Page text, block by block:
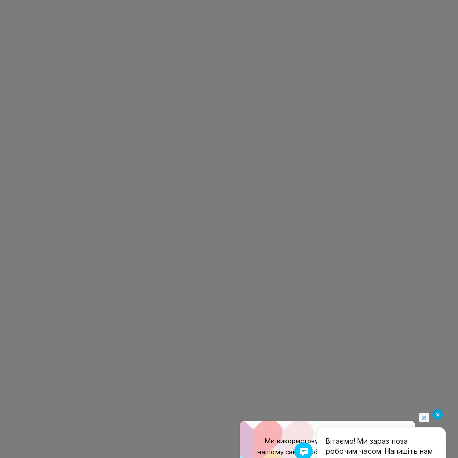
Ми використовуємо файли cookieна
нашому сайті, щоб покращити ваш досвід